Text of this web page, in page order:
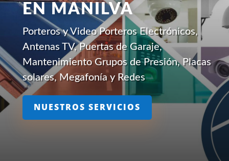
EN MANILVA
Porteros y Video Porteros Electrónicos,
Antenas TV, Puertas de Garaje,
Mantenimiento Grupos de Presión, Placas
solares, Megafonía y Redes
NUESTROS SERVICIOS